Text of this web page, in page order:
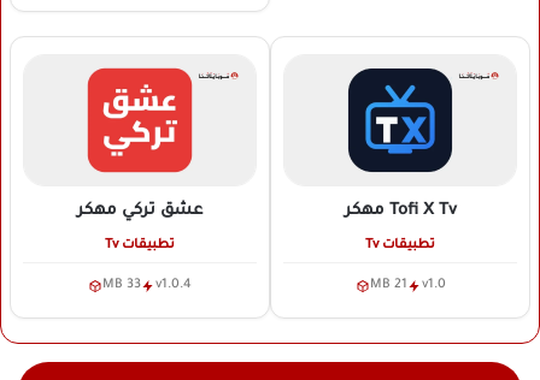
Tofi X Tv مهكر
تطبيقات Tv
v1.0
21 MB
عشق تركي مهكر
تطبيقات Tv
v1.0.4
33 MB